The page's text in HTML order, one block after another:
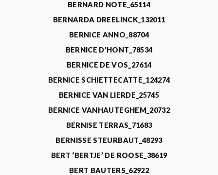
BERNARD NOTE_65114
BERNARDA DREELINCK_132011
BERNICE ANNO_88704
BERNICE D’HONT_78534
BERNICE DE VOS_27614
BERNICE SCHIETTECATTE_124274
BERNICE VAN LIERDE_25745
BERNICE VANHAUTEGHEM_20732
BERNISE TERRAS_71683
BERNISSE STEURBAUT_48293
BERT ‘BERTJE’ DE ROOSE_38619
BERT BAUTERS_62922